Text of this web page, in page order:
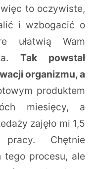
to oczywiste,
i wzbogacić o
ułatwią Wam
Tak powstał
organizmu, a
produktem
miesięcy, a
zajęło mi 1,5
Chętnie
tego procesu, ale